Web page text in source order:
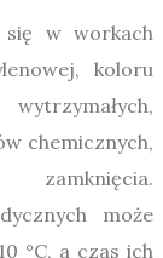
się w workach
koloru
chemicznych,
może
°C, a czas ich